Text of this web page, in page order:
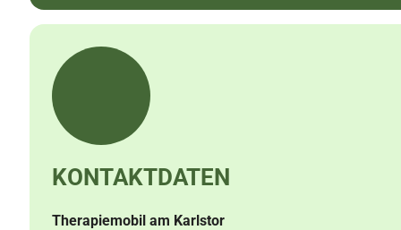
KONTAKTDATEN
Therapiemobil am Karlstor